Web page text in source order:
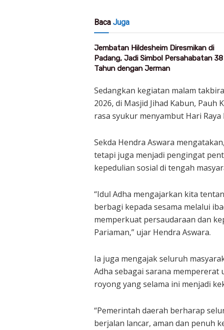
Baca Juga
Jembatan Hildesheim Diresmikan di
Padang, Jadi Simbol Persahabatan 38
Tahun dengan Jerman
Sedangkan kegiatan malam
2026, di Masjid Jihad Kabun,
rasa syukur menyambut Hari Raya
Sekda Hendra Aswara
tetapi juga menjadi pengingat
kepedulian sosial di tengah
“Idul Adha mengajarkan kita
berbagi kepada sesama melalui
memperkuat persaudaraan dan
Pariaman,” ujar Hendra Aswara.
Ia juga mengajak seluruh
Adha sebagai sarana
royong yang selama ini menjadi
“Pemerintah daerah berharap
berjalan lancar, aman dan penuh